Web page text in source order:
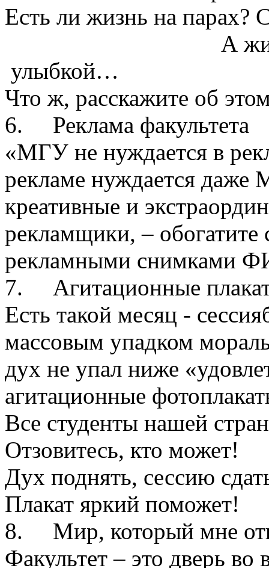
Есть ли жизнь на
А жизнь
улыбкой…
Что ж, расскажите об
6.
Реклама факультета
«МГУ не нуждается в
рекламе нуждается
креативные и
рекламщики, –
рекламными снимками
7.
Агитационные
Есть такой месяц -
массовым упадком
дух не упал ниже
агитационные
Все студенты нашей
Отзовитесь, кто может!
Дух поднять, сессию
Плакат яркий поможет!
8.
Мир, который мне
Факультет – это дверь